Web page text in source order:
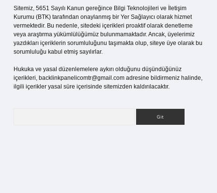
Sitemiz, 5651 Sayılı Kanun gereğince Bilgi Teknolojileri ve İletişim
Kurumu (BTK) tarafından onaylanmış bir Yer Sağlayıcı olarak hizmet
vermektedir. Bu nedenle, sitedeki içerikleri proaktif olarak denetleme
veya araştırma yükümlülüğümüz bulunmamaktadır. Ancak, üyelerimiz
yazdıkları içeriklerin sorumluluğunu taşımakta olup, siteye üye olarak bu
sorumluluğu kabul etmiş sayılırlar.
Hukuka ve yasal düzenlemelere aykırı olduğunu düşündüğünüz
içerikleri, backlinkpanelicomtr@gmail.com adresine bildirmeniz halinde,
ilgili içerikler yasal süre içerisinde sitemizden kaldırılacaktır.